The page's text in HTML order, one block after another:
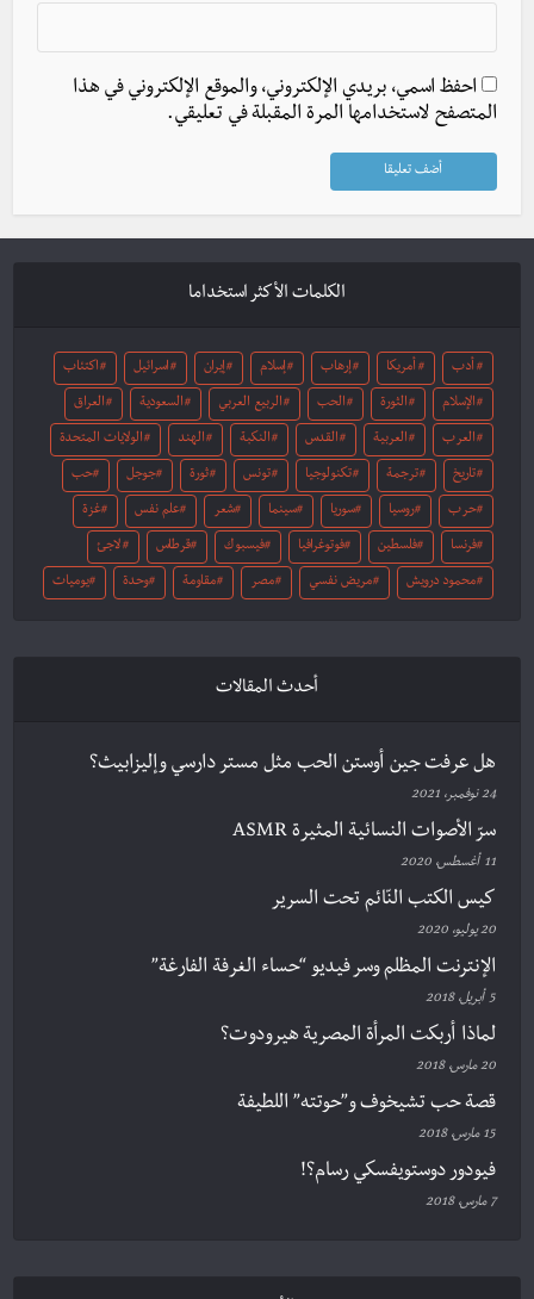
احفظ اسمي، بريدي الإلكتروني، والموقع الإلكتروني في هذا
المتصفح لاستخدامها المرة المقبلة في تعليقي.
الكلمات الأكثر استخداما
أدب أمريكا إرهاب إسلام إيران اسرائيل اكتئاب
الإسلام الثورة الحب الربيع العربي السعودية العراق
العرب العربية القدس النكبة الهند الولايات المتحدة
تاريخ ترجمة تكنولوجيا تونس ثورة جوجل حب
حرب روسيا سوريا سينما شعر علم نفس غزة
فرنسا فلسطين فوتوغرافيا فيسبوك قرطاس لاجئ
محمود درويش مريض نفسي مصر مقاومة وحدة يوميات
أحدث المقالات
هل عرفت جين أوستن الحب مثل مستر دارسي وإليزابيث؟
24 نوفمبر، 2021
سرّ الأصوات النسائية المثيرة ASMR
11 أغسطس، 2020
كيس الكتب النّائم تحت السرير
20 يوليو، 2020
الإنترنت المظلم وسر فيديو “حساء الغرفة الفارغة”
5 أبريل، 2018
لماذا أربكت المرأة المصرية هيرودوت؟
20 مارس، 2018
قصة حب تشيخوف و”حوتته” اللطيفة
15 مارس، 2018
فيودور دوستويفسكي رسام؟!
7 مارس، 2018